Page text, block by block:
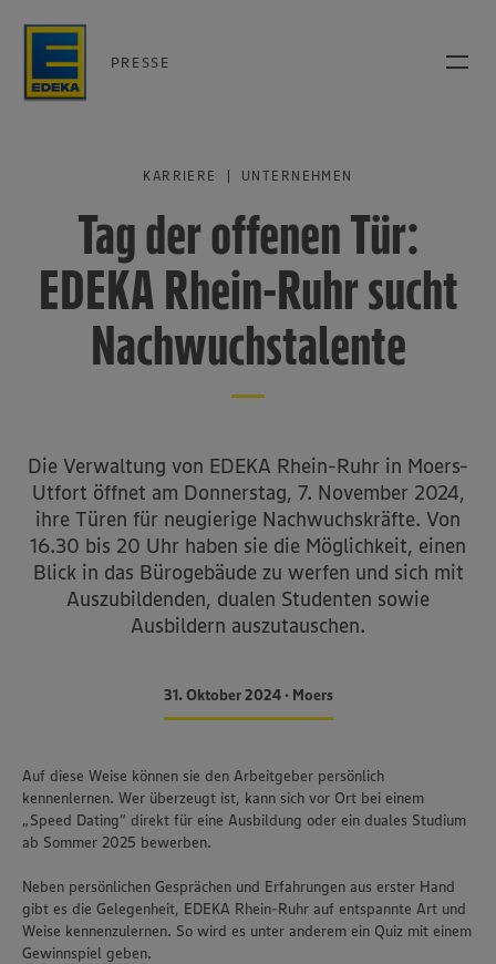
PRESSE
KARRIERE | UNTERNEHMEN
Tag der offenen Tür:
EDEKA Rhein-Ruhr sucht
Nachwuchstalente
Die Verwaltung von EDEKA Rhein-Ruhr in Moers-
Utfort öffnet am Donnerstag, 7. November 2024,
ihre Türen für neugierige Nachwuchskräfte. Von
16.30 bis 20 Uhr haben sie die Möglichkeit, einen
Blick in das Bürogebäude zu werfen und sich mit
Auszubildenden, dualen Studenten sowie
Ausbildern auszutauschen.
31. Oktober 2024 • Moers
Auf diese Weise können sie den Arbeitgeber persönlich
kennenlernen. Wer überzeugt ist, kann sich vor Ort bei einem
„Speed Dating“ direkt für eine Ausbildung oder ein duales Studium
ab Sommer 2025 bewerben.
Neben persönlichen Gesprächen und Erfahrungen aus erster Hand
gibt es die Gelegenheit, EDEKA Rhein-Ruhr auf entspannte Art und
Weise kennenzulernen. So wird es unter anderem ein Quiz mit einem
Gewinnspiel geben.